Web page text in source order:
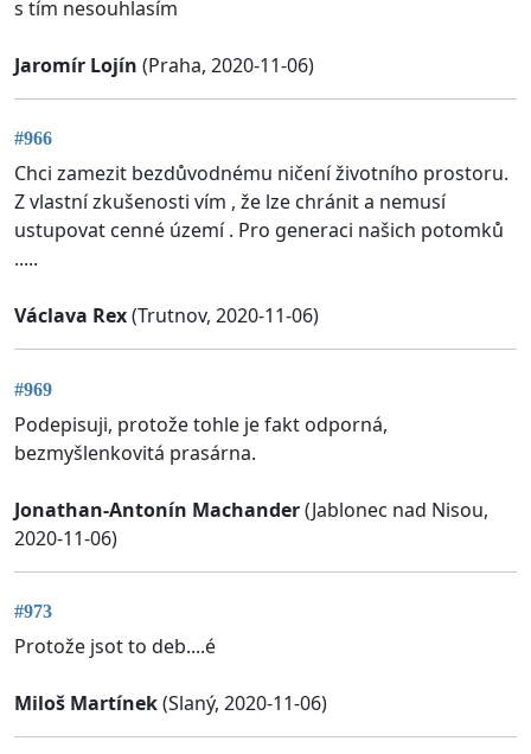
s tím nesouhlasím
Jaromír Lojín (Praha, 2020-11-06)
#966
Chci zamezit bezdůvodnému ničení životního prostoru.
Z vlastní zkušenosti vím , že lze chránit a nemusí
ustupovat cenné území . Pro generaci našich potomků
.....
Václava Rex(Trutnov, 2020-11-06)
#969
Podepisuji, protože tohle je fakt odporná,
bezmyšlenkovitá prasárna.
Jonathan-Antonín Machander(Jablonec nad Nisou,
2020-11-06)
#973
Protože jsot to deb....é
Miloš Martínek(Slaný, 2020-11-06)